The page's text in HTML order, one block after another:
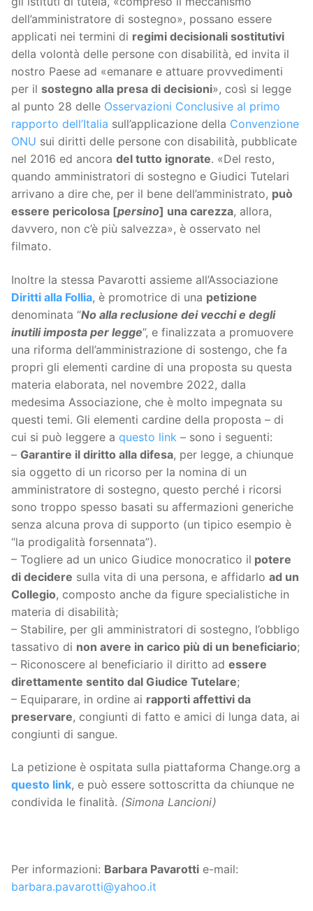
dell’amministratore di sostegno», possano essere
applicati nei termini di regimi decisionali sostitutivi
della volontà delle persone con disabilità, ed invita il
nostro Paese ad «emanare e attuare provvedimenti
per il sostegno alla presa di decisioni», così si legge
al punto 28 delle Osservazioni Conclusive al primo
rapporto dell’Italia sull’applicazione della Convenzione
ONU sui diritti delle persone con disabilità, pubblicate
nel 2016 ed ancora del tutto ignorate. «Del resto,
quando amministratori di sostegno e Giudici Tutelari
arrivano a dire che, per il bene dell’amministrato, può
essere pericolosa [persino] una carezza, allora,
davvero, non c’è più salvezza», è osservato nel
filmato.
Inoltre la stessa Pavarotti assieme all’Associazione
Diritti alla Follia, è promotrice di una petizione
denominata “No alla reclusione dei vecchi e degli
inutili imposta per legge”, e finalizzata a promuovere
una riforma dell’amministrazione di sostengo, che fa
propri gli elementi cardine di una proposta su questa
materia elaborata, nel novembre 2022, dalla
medesima Associazione, che è molto impegnata su
questi temi. Gli elementi cardine della proposta – di
cui si può leggere a questo link – sono i seguenti:
– Garantire il diritto alla difesa, per legge, a chiunque
sia oggetto di un ricorso per la nomina di un
amministratore di sostegno, questo perché i ricorsi
sono troppo spesso basati su affermazioni generiche
senza alcuna prova di supporto (un tipico esempio è
“la prodigalità forsennata”).
– Togliere ad un unico Giudice monocratico il potere
di decidere sulla vita di una persona, e affidarlo ad un
Collegio, composto anche da figure specialistiche in
materia di disabilità;
– Stabilire, per gli amministratori di sostegno, l’obbligo
tassativo di non avere in carico più di un beneficiario;
– Riconoscere al beneficiario il diritto ad essere
direttamente sentito dal Giudice Tutelare;
– Equiparare, in ordine ai rapporti affettivi da
preservare, congiunti di fatto e amici di lunga data, ai
congiunti di sangue.
La petizione è ospitata sulla piattaforma Change.org a
questo link, e può essere sottoscritta da chiunque ne
condivida le finalità. (Simona Lancioni)
Per informazioni: Barbara Pavarotti e-mail:
barbara.pavarotti@yahoo.it